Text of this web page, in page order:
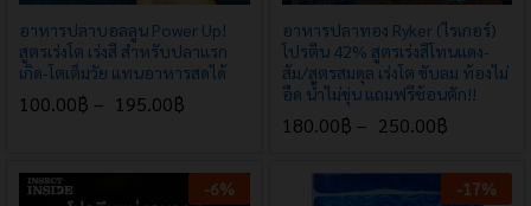
อาหารปลาบอลลูน Power Up!
สูตรเร่งโต เร่งสี สำหรับปลาแรก
เกิด-โตเต็มวัย แทนอาหารสดได้
100.00฿ – 195.00฿
อาหารปลาทอง Ryker (ไรเกอร์)
โปรตีน 42% สูตรเร่งสีโทนแดง-
ส้ม/สูตรสมดุล เร่งโต ขับลม ท้องไม่
อืด น้ำไม่ขุ่น แถมฟรีช้อนตัก!!
180.00฿ – 250.00฿
-6% -17%